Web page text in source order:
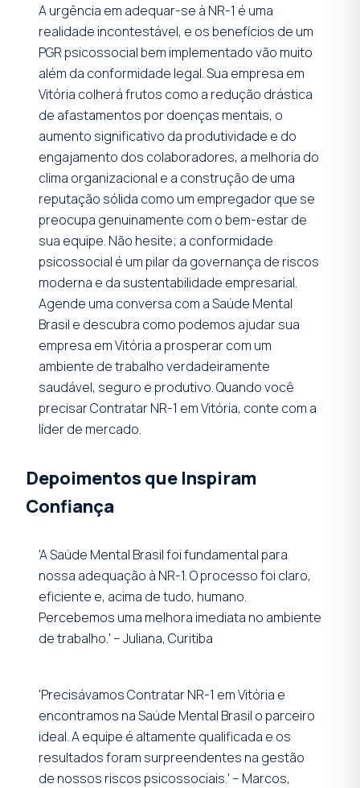
A urgência em adequar-se à NR-1 é uma
realidade incontestável, e os benefícios de um
PGR psicossocial bem implementado vão muito
além da conformidade legal. Sua empresa em
Vitória colherá frutos como a redução drástica
de afastamentos por doenças mentais, o
aumento significativo da produtividade e do
engajamento dos colaboradores, a melhoria do
clima organizacional e a construção de uma
reputação sólida como um empregador que se
preocupa genuinamente com o bem-estar de
sua equipe. Não hesite; a conformidade
psicossocial é um pilar da governança de riscos
moderna e da sustentabilidade empresarial.
Agende uma conversa com a Saúde Mental
Brasil e descubra como podemos ajudar sua
empresa em Vitória a prosperar com um
ambiente de trabalho verdadeiramente
saudável, seguro e produtivo. Quando você
precisar Contratar NR-1 em Vitória, conte com a
líder de mercado.
Depoimentos que Inspiram
Confiança
'A Saúde Mental Brasil foi fundamental para
nossa adequação à NR-1. O processo foi claro,
eficiente e, acima de tudo, humano.
Percebemos uma melhora imediata no ambiente
de trabalho.' – Juliana, Curitiba
'Precisávamos Contratar NR-1 em Vitória e
encontramos na Saúde Mental Brasil o parceiro
ideal. A equipe é altamente qualificada e os
resultados foram surpreendentes na gestão
de nossos riscos psicossociais.' – Marcos,